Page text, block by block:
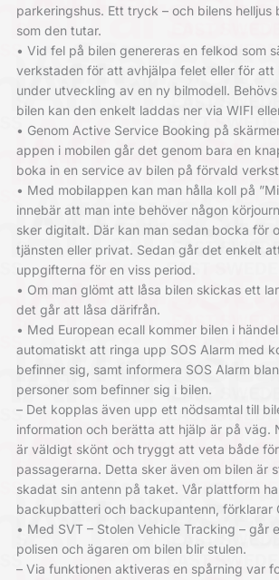
parkeringshus. Ett tryck – och bilens helljus
som den tutar.
• Vid fel på bilen genereras en felkod som
verkstaden för att avhjälpa felet eller för att
under utveckling av en ny bilmodell.
bilen kan den enkelt laddas ner via WIFI
• Genom Active Service Booking på
appen i mobilen går det genom bara en
boka in en service av bilen på förvald
• Med mobilappen kan man hålla koll på
innebär att man inte behöver någon
sker digitalt. Där kan man sedan bocka för
tjänsten eller privat. Sedan går det enkelt
uppgifterna för en viss period.
• Om man glömt att låsa bilen skickas ett
det går att låsa därifrån.
• Med European ecall kommer bilen i
automatiskt att ringa upp SOS Alarm med
befinner sig, samt informera SOS Alarm
personer som befinner sig i bilen.
– Det kopplas även upp ett nödsamtal till
information och berätta att hjälp är på väg.
är väldigt skönt och tryggt att veta både
passagerarna. Detta sker även om bilen är
skadat sin antenn på taket. Vår plattform
backupbatteri och backupantenn, förklarar
• Med SVT – Stolen Vehicle Tracking – går
polisen och ägaren om bilen blir stulen.
– Via funktionen aktiveras en spårning var